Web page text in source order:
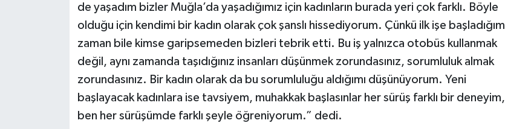
de yaşadım bizler Muğla’da yaşadığımız için kadınların burada yeri çok farklı. Böyle
olduğu için kendimi bir kadın olarak çok şanslı hissediyorum. Çünkü ilk işe başladığım
zaman bile kimse garipsemeden bizleri tebrik etti. Bu iş yalnızca otobüs kullanmak
değil, aynı zamanda taşıdığınız insanları düşünmek zorundasınız, sorumluluk almak
zorundasınız. Bir kadın olarak da bu sorumluluğu aldığımı düşünüyorum. Yeni
başlayacak kadınlara ise tavsiyem, muhakkak başlasınlar her sürüş farklı bir deneyim,
ben her sürüşümde farklı şeyle öğreniyorum.” dedi.